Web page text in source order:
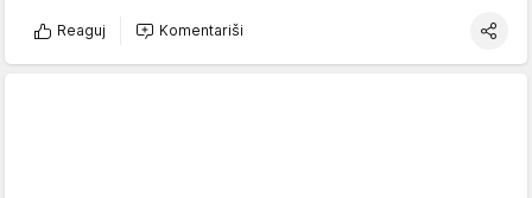
Reaguj Komentariši